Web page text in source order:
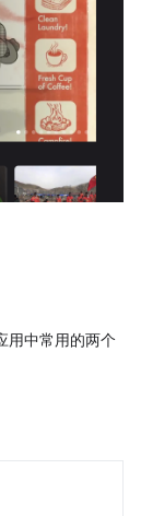
用中常用的两个